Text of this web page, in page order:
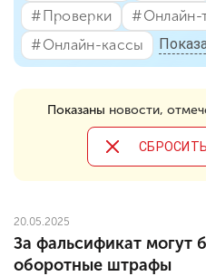
#⁣Проверки
#⁣Онлайн-
#⁣Онлайн-кассы
Показаны новости,
CБРОСИТЬ
20.05.2025
За фальсификат могут
оборотные штрафы